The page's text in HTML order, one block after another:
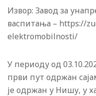
Извор: Завод за
васпитања – https://
elektromobilnosti/
У периоду од
први пут одржан
је одржан у Нишу, у